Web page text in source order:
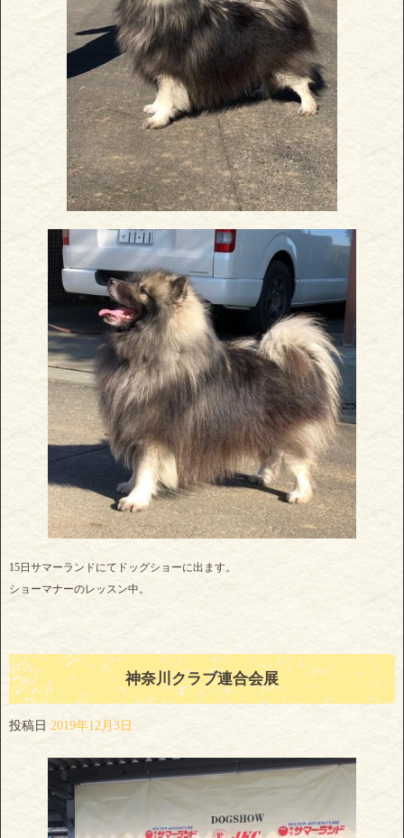
15日サマーランドにてドッグショーに出ます。
ショーマナーのレッスン中。
神奈川クラブ連合会展
投稿日 2019年12月3日